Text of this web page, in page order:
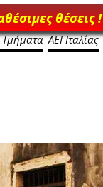
θέσεις !
ΑΕΙ Ιταλίας